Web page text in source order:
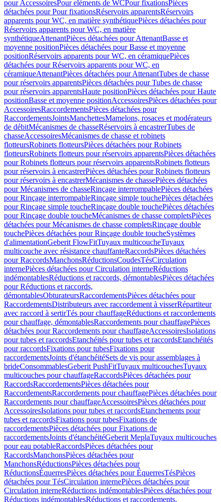
pour AccessoiresPour eléments de WCPour fixationsPièces
détachées pour Pour fixationsRéservoirs apparentsRéservoirs
apparents pour WC, en matière synthétiquePièces détachées pour
Réservoirs apparents pour WC, en matière
synthétiqueAttenantPièces détachées pour AttenantBasse et
moyenne positionPièces détachées pour Basse et moyenne
positionRéservoirs apparents pour WC, en céramiquePièces
détachées pour Réservoirs apparents pour WC, en
céramiqueAttenantPièces détachées pour AttenantTubes de chasse
pour réservoirs apparentsPièces détachées pour Tubes de chasse
pour réservoirs apparentsHaute positionPièces détachées pour Haute
positionBasse et moyenne positionAccessoiresPièces détachées pour
AccessoiresRaccordementsPièces détachées pour
RaccordementsJointsManchettesMamelons, rosaces et modérateurs
de débitMécanismes de chasseRéservoirs à encastrerTubes de
chasseAccessoiresMécanismes de chasse et robinets
flotteursRobinets flotteursPièces détachées pour Robinets
flotteursRobinets flotteurs pour réservoirs apparentsPièces détachées
pour Robinets flotteurs pour réservoirs apparentsRobinets flotteurs
pour réservoirs à encastrerPièces détachées pour Robinets flotteurs
pour réservoirs à encastrerMécanismes de chassePièces détachées
pour Mécanismes de chasseRinçage interrompablePièces détachées
pour Rinçage interrompableRinçage simple touchePièces détachées
pour Rinçage simple toucheRinçage double touchePièces détachées
pour Rinçage double toucheMécanismes de chasse completsPièces
détachées pour Mécanismes de chasse completsRinçage double
touchePièces détachées pour Rinçage double toucheSystèmes
d'alimentationGeberit FlowFitTuyaux multicoucheTuyaux
multicouche avec résistance chauffanteRaccordsPièces détachées
pour RaccordsManchonsRéductionsCoudesTésCirculation
internePièces détachées pour Circulation interneRéductions
indémontablesRéductions et raccords, démontablesPièces détachées
pour Réductions et raccords,
démontablesObturateursRaccordementsPièces détachées pour
RaccordementsDistributeurs avec raccordement à visserRépartiteur
avec raccord à sertirTés pour chauffageRéductions et raccordements
pour chauffage, démontablesRaccordements pour chauffagePièces
détachées pour Raccordements pour chauffageAccessoiresIsolations
pour tubes et raccordsEtanchéités pour tubes et raccordsEtanchéités
pour raccordsFixations pour tubesFixations pour
raccordementsJoints d'étanchéitéSets de vis pour assemblages à
brideConsommablesGeberit PushFitTuyaux multicouchesTuyaux
multicouches pour chauffageRaccordsPièces détachées pour
RaccordsRaccordementsPièces détachées pour
RaccordementsRaccordements pour chauffagePièces détachées pour
Raccordements pour chauffageAccessoiresPièces détachées pour
AccessoiresIsolations pour tubes et raccordsEtanchements pour
tubes et raccordsFixations pour tubesFixations de
raccordementsPièces détachées pour Fixations de
raccordementsJoints d'étanchéitéGeberit MeplaTuyaux multicouches
pour eau potableRaccordsPièces détachées pour
RaccordsManchonsPièces détachées pour
ManchonsRéductionsPièces détachées pour
RéductionsÉquerresPièces détachées pour ÉquerresTésPièces
détachées pour TésCirculation internePièces détachées pour
Circulation interneRéductions indémontablesPièces détachées pour
Réductions indémontablesRéductions et raccordements,